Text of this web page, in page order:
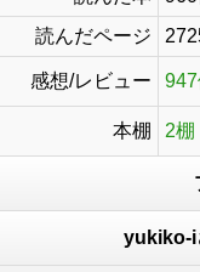
読んだページ
感想/レビュー 947
本棚 2棚
yukiko-i